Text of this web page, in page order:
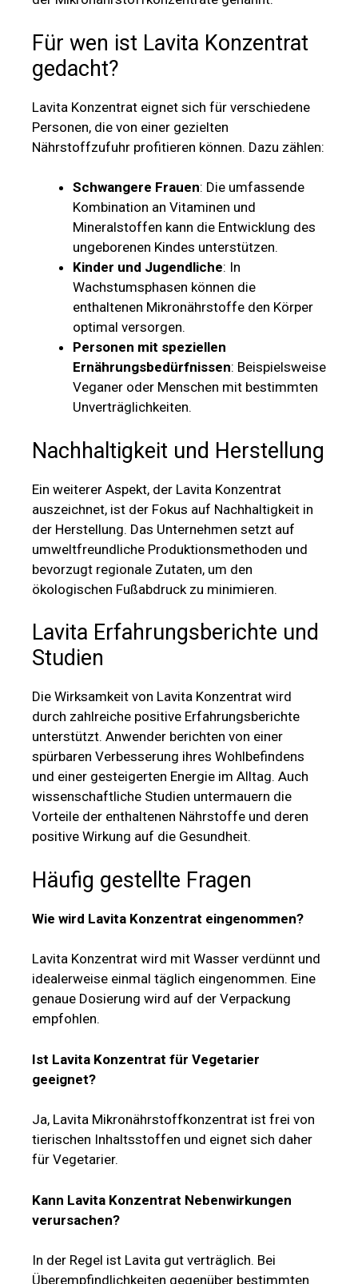
Für wen ist Lavita Konzentrat
gedacht?
Lavita Konzentrat eignet sich für verschiedene
Personen, die von einer gezielten
Nährstoffzufuhr profitieren können. Dazu zählen:
Schwangere Frauen: Die umfassende
Kombination an Vitaminen und
Mineralstoffen kann die Entwicklung des
ungeborenen Kindes unterstützen.
Kinder und Jugendliche: In
Wachstumsphasen können die
enthaltenen Mikronährstoffe den Körper
optimal versorgen.
Personen mit speziellen
Ernährungsbedürfnissen: Beispielsweise
Veganer oder Menschen mit bestimmten
Unverträglichkeiten.
Nachhaltigkeit und Herstellung
Ein weiterer Aspekt, der Lavita Konzentrat
auszeichnet, ist der Fokus auf Nachhaltigkeit in
der Herstellung. Das Unternehmen setzt auf
umweltfreundliche Produktionsmethoden und
bevorzugt regionale Zutaten, um den
ökologischen Fußabdruck zu minimieren.
Lavita Erfahrungsberichte und
Studien
Die Wirksamkeit von Lavita Konzentrat wird
durch zahlreiche positive Erfahrungsberichte
unterstützt. Anwender berichten von einer
spürbaren Verbesserung ihres Wohlbefindens
und einer gesteigerten Energie im Alltag. Auch
wissenschaftliche Studien untermauern die
Vorteile der enthaltenen Nährstoffe und deren
positive Wirkung auf die Gesundheit.
Häufig gestellte Fragen
Wie wird Lavita Konzentrat eingenommen?
Lavita Konzentrat wird mit Wasser verdünnt und
idealerweise einmal täglich eingenommen. Eine
genaue Dosierung wird auf der Verpackung
empfohlen.
Ist Lavita Konzentrat für Vegetarier
geeignet?
Ja, Lavita Mikronährstoffkonzentrat ist frei von
tierischen Inhaltsstoffen und eignet sich daher
für Vegetarier.
Kann Lavita Konzentrat Nebenwirkungen
verursachen?
In der Regel ist Lavita gut verträglich. Bei
Überempfindlichkeiten gegenüber bestimmten